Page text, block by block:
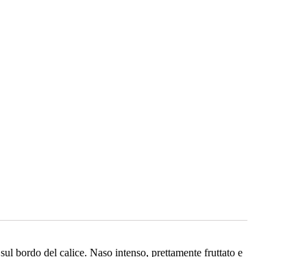
bordo del calice. Naso intenso, prettamente fruttato e